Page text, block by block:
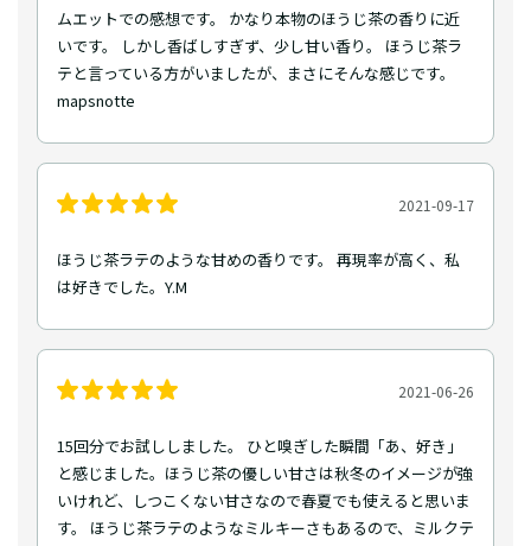
ムエットでの感想です。 かなり本物のほうじ茶の香りに近
いです。 しかし香ばしすぎず、少し甘い香り。 ほうじ茶ラ
テと言っている方がいましたが、まさにそんな感じです。
mapsnotte
2021-09-17
ほうじ茶ラテのような甘めの香りです。 再現率が高く、私
は好きでした。Y.M
2021-06-26
15回分でお試ししました。 ひと嗅ぎした瞬間「あ、好き」
と感じました。ほうじ茶の優しい甘さは秋冬のイメージが強
いけれど、しつこくない甘さなので春夏でも使えると思いま
す。 ほうじ茶ラテのようなミルキーさもあるので、ミルクテ